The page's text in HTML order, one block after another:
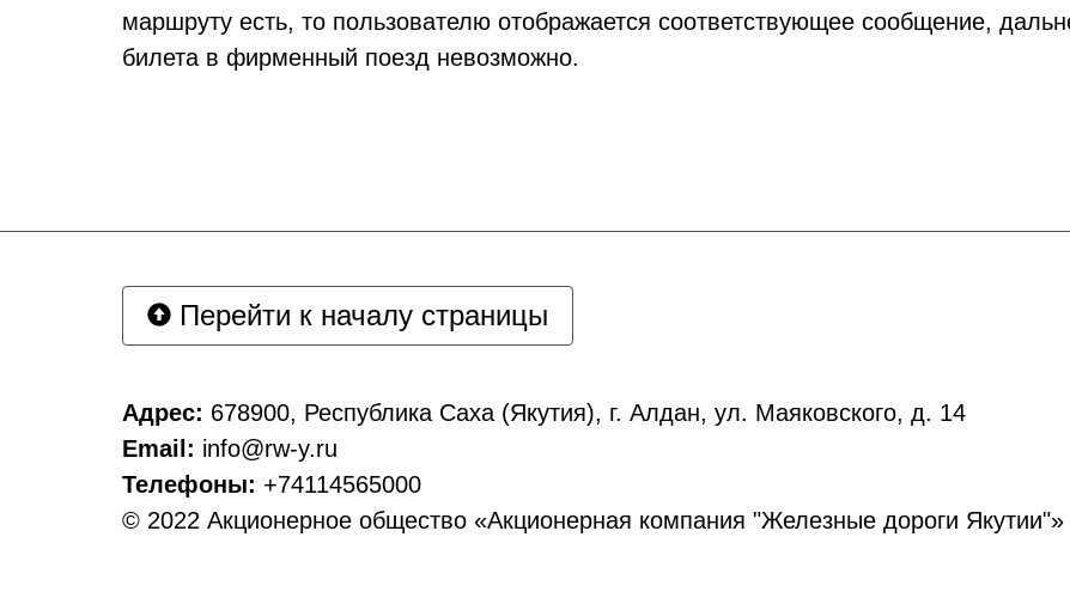
маршруту есть, то пользователю отображается соответствующее сообщение,
билета в фирменный поезд невозможно.
Перейти к началу страницы
Адрес: 678900, Республика Саха (Якутия), г. Алдан, ул. Маяковского, д. 14
Email: info@rw-y.ru
Телефоны: +74114565000
© 2022 Акционерное общество «Акционерная компания "Железные дороги Якутии"»